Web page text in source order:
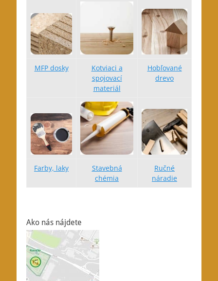
MFP dosky
Kotviaci a
spojovací
materiál
Hobľované
drevo
Farby, laky
Stavebná
chémia
Ručné
náradie
Ako nás nájdete